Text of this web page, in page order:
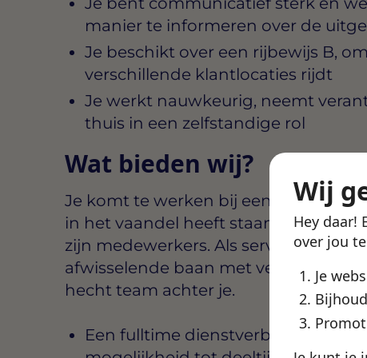
Wij
Hey daar!
over jou
Je
manier te informeren over de
Je beschikt over een rijbewijs B,
verschillende klantlocaties rijdt
Je werkt nauwkeurig, neemt
thuis in een zelfstandige rol
Wat bieden wij?
Je komt te werken bij een technisch
in het vaandel heeft staan en volop
zijn medewerkers. Als
afwisselende baan met veel eigen
hecht team achter je.
Een fulltime dienstverband van 40